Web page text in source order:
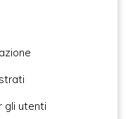
gli utenti